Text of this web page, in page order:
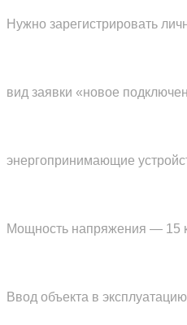
Нужно зарегистрировать
вид заявки «новое
энергопринимающие
Мощность напряжения — 15
Ввод объекта в